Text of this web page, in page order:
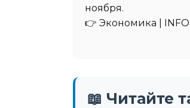
ноября.
👉 Экономика |
📖 Читайте